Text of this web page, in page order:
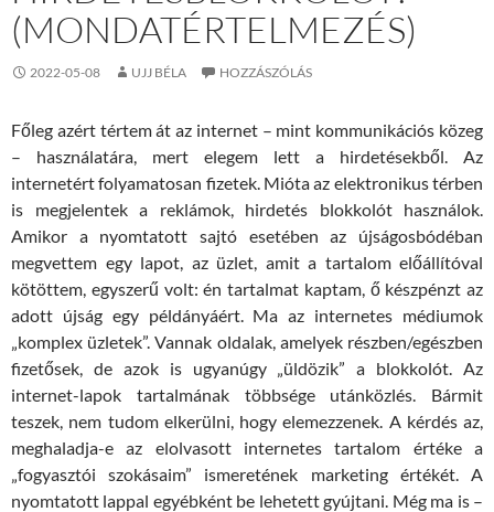
(MONDATÉRTELMEZÉS)
2022-05-08 UJJ BÉLA HOZZÁSZÓLÁS
Főleg azért tértem át az internet – mint kommunikációs közeg
– használatára, mert elegem lett a hirdetésekből. Az
internetért folyamatosan fizetek. Mióta az elektronikus térben
is megjelentek a reklámok, hirdetés blokkolót használok.
Amikor a nyomtatott sajtó esetében az újságosbódéban
megvettem egy lapot, az üzlet, amit a tartalom előállítóval
kötöttem, egyszerű volt: én tartalmat kaptam, ő készpénzt az
adott újság egy példányáért. Ma az internetes médiumok
„komplex üzletek”. Vannak oldalak, amelyek részben/egészben
fizetősek, de azok is ugyanúgy „üldözik” a blokkolót. Az
internet-lapok tartalmának többsége utánközlés. Bármit
teszek, nem tudom elkerülni, hogy elemezzenek. A kérdés az,
meghaladja-e az elolvasott internetes tartalom értéke a
„fogyasztói szokásaim” ismeretének marketing értékét. A
nyomtatott lappal egyébként be lehetett gyújtani. Még ma is –